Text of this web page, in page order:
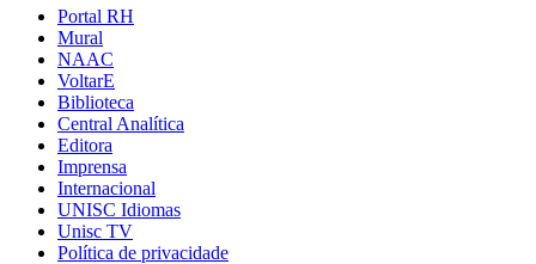
Portal RH
Mural
NAAC
VoltarE
Biblioteca
Central Analítica
Editora
Imprensa
Internacional
UNISC Idiomas
Unisc TV
Política de privacidade